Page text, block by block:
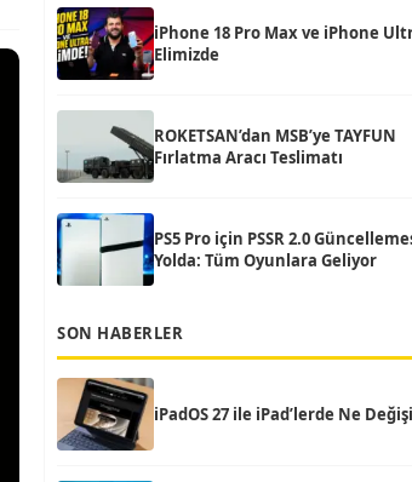
iPhone 18 Pro Max ve iPhone
Elimizde
ROKETSAN’dan MSB’ye TAYFUN
Fırlatma Aracı Teslimatı
PS5 Pro için PSSR 2.0
Yolda: Tüm Oyunlara Geliyor
SON HABERLER
iPadOS 27 ile iPad’lerde Ne